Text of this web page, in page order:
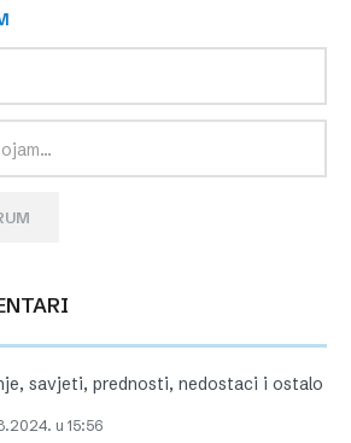
savjeti, prednosti, nedostaci i ostalo
u 15:56